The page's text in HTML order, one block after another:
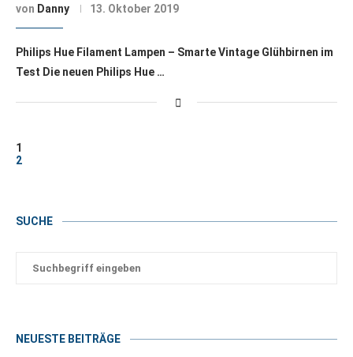
von Danny 13. Oktober 2019
Philips Hue Filament Lampen – Smarte Vintage Glühbirnen im
Test Die neuen Philips Hue …
1
2
SUCHE
NEUESTE BEITRÄGE